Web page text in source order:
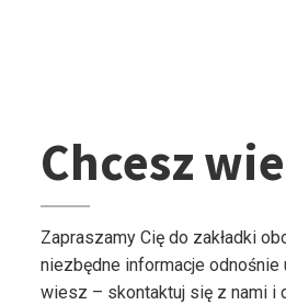
Chcesz
Zapraszamy Cię do zakładki
niezbędne informacje odnośnie
wiesz – skontaktuj się z nami i